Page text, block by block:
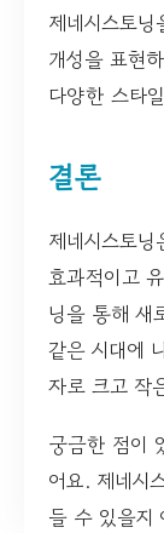
제네시스토
개성을 표현
다양한 스타
결론
제네시스토
효과적이고
닝을 통해 새
같은 시대에
자로 크고 작
궁금한 점이
어요. 제네시
들 수 있을지